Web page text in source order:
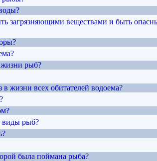
загрязняющими веществами и быть
жизни рыб?
жизни всех обитателей водоема?
виды рыб?
была поймана рыба?